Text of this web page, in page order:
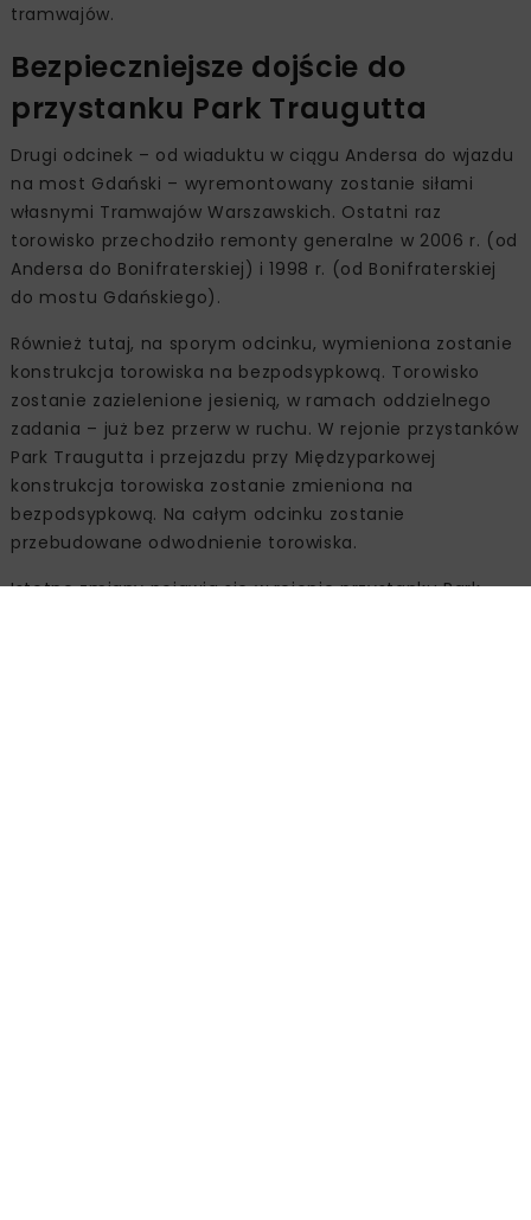
tramwajów.
Bezpieczniejsze dojście do
przystanku Park Traugutta
Drugi odcinek – od wiaduktu w ciągu Andersa do wjazdu
na most Gdański – wyremontowany zostanie siłami
własnymi Tramwajów Warszawskich. Ostatni raz
torowisko przechodziło remonty generalne w 2006 r. (od
Andersa do Bonifraterskiej) i 1998 r. (od Bonifraterskiej
do mostu Gdańskiego).
Również tutaj, na sporym odcinku, wymieniona zostanie
konstrukcja torowiska na bezpodsypkową. Torowisko
zostanie zazielenione jesienią, w ramach oddzielnego
zadania – już bez przerw w ruchu. W rejonie przystanków
Park Traugutta i przejazdu przy Międzyparkowej
konstrukcja torowiska zostanie zmieniona na
bezpodsypkową. Na całym odcinku zostanie
przebudowane odwodnienie torowiska.
Istotne zmiany pojawią się w rejonie przystanku Park